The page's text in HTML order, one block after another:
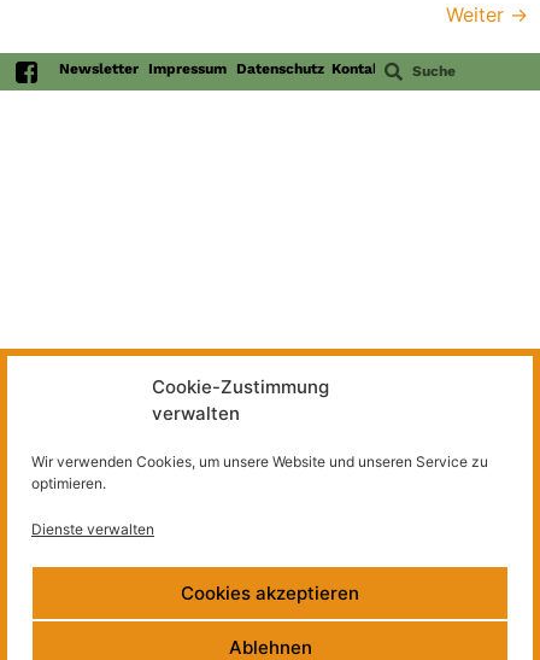
Cookie-Zustimmung
verwalten
Wir verwenden Cookies, um unsere Website und unseren Service zu
optimieren.
Dienste verwalten
Cookies akzeptieren
Ablehnen
Weiter →
Newsletter Impressum Datenschutz Kontakt